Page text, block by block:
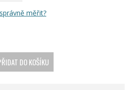
měřit?
DO KOŠÍKU